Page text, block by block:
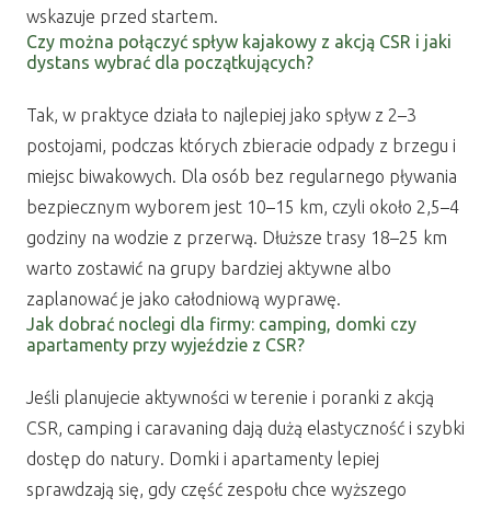
wskazuje przed startem.
Czy można połączyć spływ kajakowy z akcją CSR i jaki
dystans wybrać dla początkujących?
Tak, w praktyce działa to najlepiej jako spływ z 2–3
postojami, podczas których zbieracie odpady z brzegu i
miejsc biwakowych. Dla osób bez regularnego pływania
bezpiecznym wyborem jest 10–15 km, czyli około 2,5–4
godziny na wodzie z przerwą. Dłuższe trasy 18–25 km
warto zostawić na grupy bardziej aktywne albo
zaplanować je jako całodniową wyprawę.
Jak dobrać noclegi dla firmy: camping, domki czy
apartamenty przy wyjeździe z CSR?
Jeśli planujecie aktywności w terenie i poranki z akcją
CSR, camping i caravaning dają dużą elastyczność i szybki
dostęp do natury. Domki i apartamenty lepiej
sprawdzają się, gdy część zespołu chce wyższego